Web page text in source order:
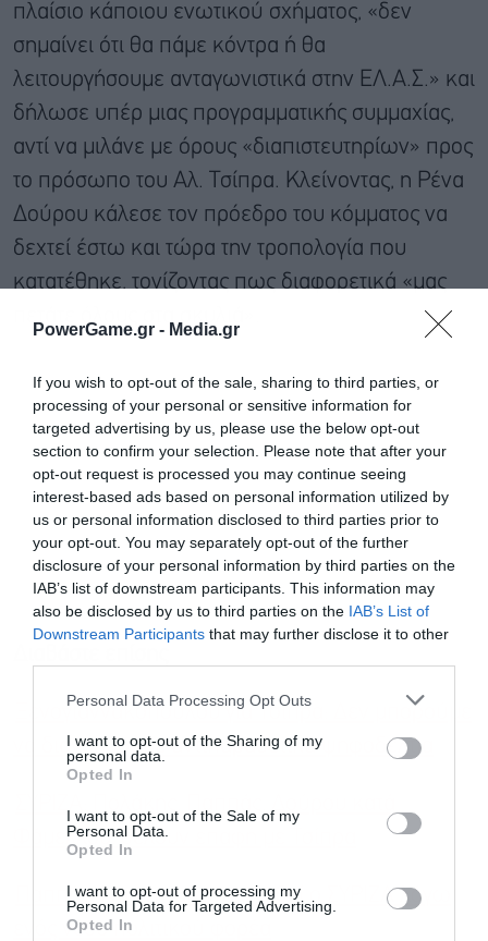
PowerGame.gr - Media.gr
If you wish to opt-out of the sale, sharing to third parties, or
processing of your personal or sensitive information for
targeted advertising by us, please use the below opt-out
section to confirm your selection. Please note that after your
opt-out request is processed you may continue seeing
interest-based ads based on personal information utilized by
us or personal information disclosed to third parties prior to
your opt-out. You may separately opt-out of the further
disclosure of your personal information by third parties on the
IAB’s list of downstream participants. This information may
also be disclosed by us to third parties on the IAB’s List of
Downstream Participants that may further disclose it to other
Personal Data Processing Opt Outs
I want to opt-out of the Sharing of my
personal data.
Opted In
I want to opt-out of the Sale of my
Personal Data.
Opted In
I want to opt-out of processing my
Personal Data for Targeted Advertising.
Opted In
πλαίσιο κάποιου ενωτικού σχήματος, «δεν
σημαίνει ότι θα πάμε κόντρα ή θα
λειτουργήσουμε ανταγωνιστικά στην ΕΛ.Α.Σ.» και
δήλωσε υπέρ μιας προγραμματικής συμμαχίας,
αντί να μιλάνε με όρους «διαπιστευτηρίων» προς
το πρόσωπο του Αλ. Τσίπρα. Κλείνοντας, η Ρένα
Δούρου κάλεσε τον πρόεδρο του κόμματος να
δεχτεί έστω και τώρα την τροπολογία που
κατατέθηκε, τονίζοντας πως διαφορετικά «μας
Ξενογιαννακοπούλου για Τσίπρα: Δεν μπορούμε
να διανοηθούμε αντιπαραθετικά ψηφοδέλτια
Φάμελλου, θέλουν επαφή με Τσίπρα
Παππάς: Να μην απονεκρωθεί ο ΣΥΡΙΖΑ λόγω
ενός νέου πολιτικού φορέα